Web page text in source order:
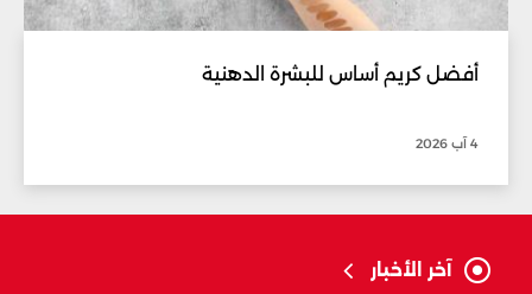
أفضل كريم أساس للبشرة الدهنية
4 آب 2026
آخر الأخبار